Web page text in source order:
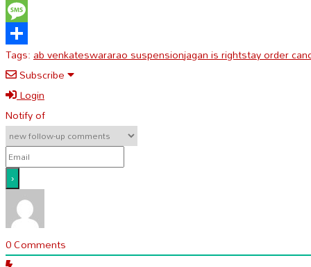
Gmail
Message
Share
Tags:ab venkateswararao suspensionjagan is rightstay order
Subscribe
Login
Notify of
0Comments